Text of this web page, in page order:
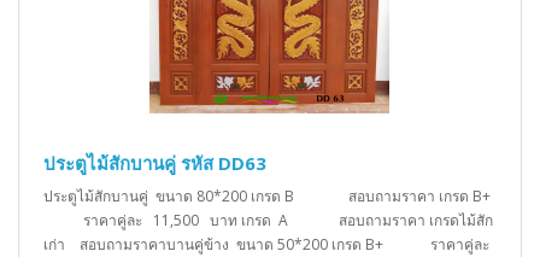
ประตูไม้สักบานคู่ รหัส DD63
ประตูไม้สักบานคู่ ขนาด 80*200 เกรด B สอบถามราคา เกรด B+
ราคาคู่ละ 11,500 บาท เกรด A สอบถามราคา เกรดไม้สัก
เก่า สอบถามราคาบานคู่ข้าง ขนาด 50*200 เกรด B+ ราคาคู่ละ